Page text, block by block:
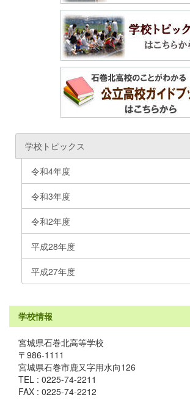
学校トピックス
令和4年度
令和3年度
令和2年度
平成28年度
平成27年度
学校情報
宮城県石巻北高等学校
〒986-1111
宮城県石巻市鹿又字用水向126
TEL : 0225-74-2211
FAX : 0225-74-2212